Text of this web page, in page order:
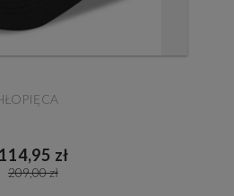
114,95 zł
209,00 zł